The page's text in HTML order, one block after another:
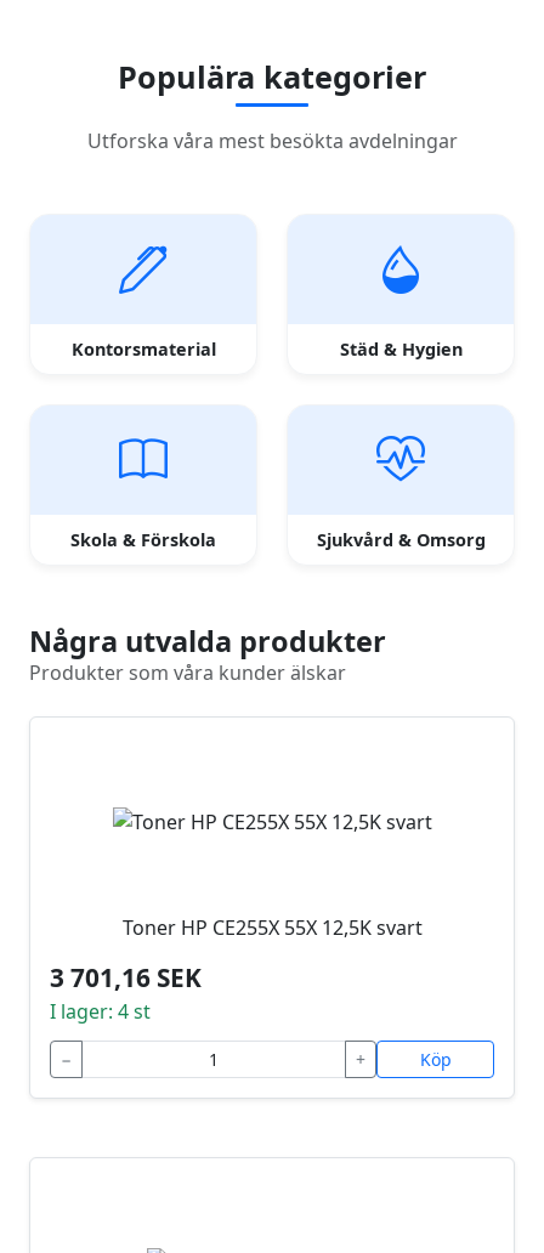
Populära kategorier
Utforska våra mest besökta avdelningar
Kontorsmaterial Städ & Hygien
Skola & Förskola Sjukvård & Omsorg
Några utvalda produkter
Produkter som våra kunder älskar
Toner HP CE255X 55X 12,5K svart
3 701,16 SEK
I lager: 4 st
− + Köp